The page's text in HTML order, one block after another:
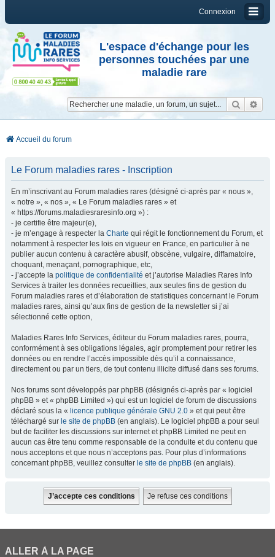
Connexion
L'espace d'échange pour les
personnes touchées par une
maladie rare
Accueil du forum
Le Forum maladies rares - Inscription
En m’inscrivant au Forum maladies rares (désigné ci-après par « nous »,
« notre », « nos », « Le Forum maladies rares » et
« https://forums.maladiesraresinfo.org ») :
- je certifie être majeur(e),
- je m’engage à respecter la Charte qui régit le fonctionnement du Forum, et
notamment à respecter les lois en vigueur en France, en particulier à ne
publier aucun contenu à caractère abusif, obscène, vulgaire, diffamatoire,
choquant, menaçant, pornographique, etc,
- j’accepte la politique de confidentialité et j’autorise Maladies Rares Info
Services à traiter les données recueillies, aux seules fins de gestion du
Forum maladies rares et d’élaboration de statistiques concernant le Forum
maladies rares, ainsi qu’aux fins de gestion de la newsletter si j’ai
sélectionné cette option,
Maladies Rares Info Services, éditeur du Forum maladies rares, pourra,
conformément à ses obligations légales, agir promptement pour retirer les
données ou en rendre l’accès impossible dès qu’il a connaissance,
directement ou par un tiers, de tout contenu illicite diffusé dans ses forums.
Nos forums sont développés par phpBB (désignés ci-après par « logiciel
phpBB » et « phpBB Limited ») qui est un logiciel de forum de discussions
déclaré sous la « licence publique générale GNU 2.0 » et qui peut être
téléchargé sur le site de phpBB (en anglais). Le logiciel phpBB a pour seul
but de faciliter les discussions sur internet et phpBB Limited ne peut en
aucun cas être tenu comme responsable de la conduite et du contenu que
nous acceptons et que nous n’acceptons pas. Pour plus d’informations
concernant phpBB, veuillez consulter le site de phpBB (en anglais).
ALLER À LA PAGE